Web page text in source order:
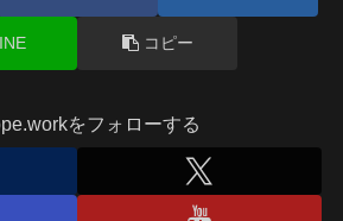
コピー
をフォローする